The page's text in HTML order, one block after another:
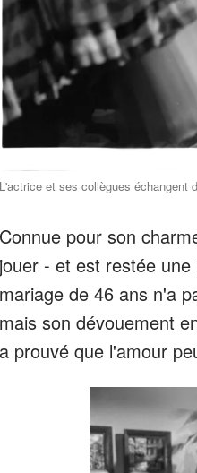
L'actrice et ses collègues échangent
Connue pour son
jouer - et est restée
mariage de 46 ans n'a
mais son dévouement
a prouvé que l'amour